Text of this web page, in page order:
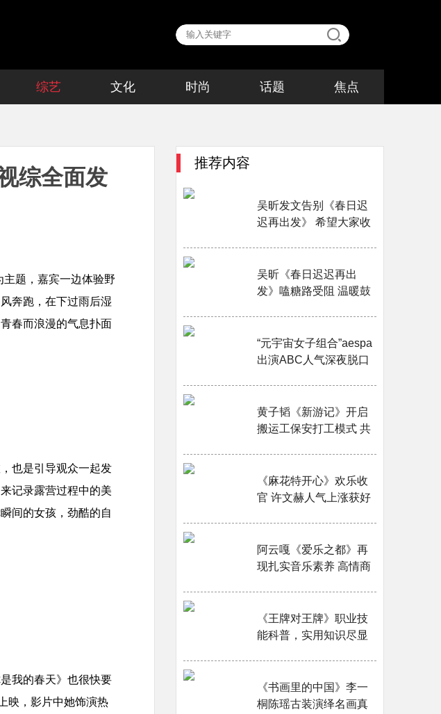
综艺 文化 时尚 话题 焦点
综全面发
题，嘉宾一边体验野
奔跑，在下过雨后湿
春而浪漫的气息扑面
也是引导观众一起发
记录露营过程中的美
间的女孩，劲酷的自
我的春天》也很快要
映，影片中她饰演热
推荐内容
吴昕发文告别《春日迟
迟再出发》 希望大家收
吴昕《春日迟迟再出
发》嗑糖路受阻 温暖鼓
“元宇宙女子组合”aespa
出演ABC人气深夜脱口
响！···
黄子韬《新游记》开启
搬运工保安打工模式 共
《麻花特开心》欢乐收
官 许文赫人气上涨获好
阿云嘎《爱乐之都》再
现扎实音乐素养 高情商
《王牌对王牌》职业技
能科普，实用知识尽显
《书画里的中国》李一
桐陈瑶古装演绎名画真